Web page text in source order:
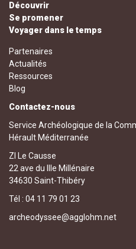
Découvrir
Se promener
Voyager dans le temps
Partenaires
Actualités
Ressources
Blog
Contactez-nous
Service Archéologique de la
Hérault Méditerranée
ZI Le Causse
22 ave du IIIe Millénaire
34630 Saint-Thibéry
Tél : 04 11 79 01 23
archeodyssee@agglohm.net